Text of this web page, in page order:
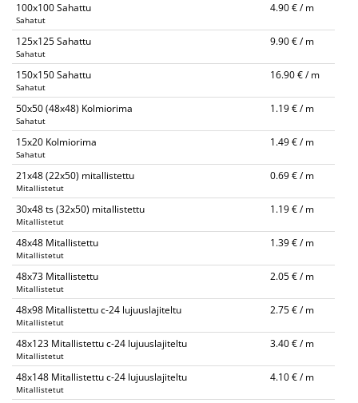
100x100 Sahattu
Sahatut
4.90 € / m
125x125 Sahattu
Sahatut
9.90 € / m
150x150 Sahattu
Sahatut
16.90 € / m
50x50 (48x48) Kolmiorima
Sahatut
1.19 € / m
15x20 Kolmiorima
Sahatut
1.49 € / m
21x48 (22x50) mitallistettu
Mitallistetut
0.69 € / m
30x48 ts (32x50) mitallistettu
Mitallistetut
1.19 € / m
48x48 Mitallistettu
Mitallistetut
1.39 € / m
48x73 Mitallistettu
Mitallistetut
2.05 € / m
48x98 Mitallistettu c-24 lujuuslajiteltu
Mitallistetut
2.75 € / m
48x123 Mitallistettu c-24 lujuuslajiteltu
Mitallistetut
3.40 € / m
48x148 Mitallistettu c-24 lujuuslajiteltu
Mitallistetut
4.10 € / m